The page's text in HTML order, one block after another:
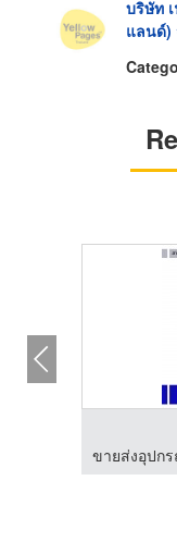
บริษัท
แลนด์)